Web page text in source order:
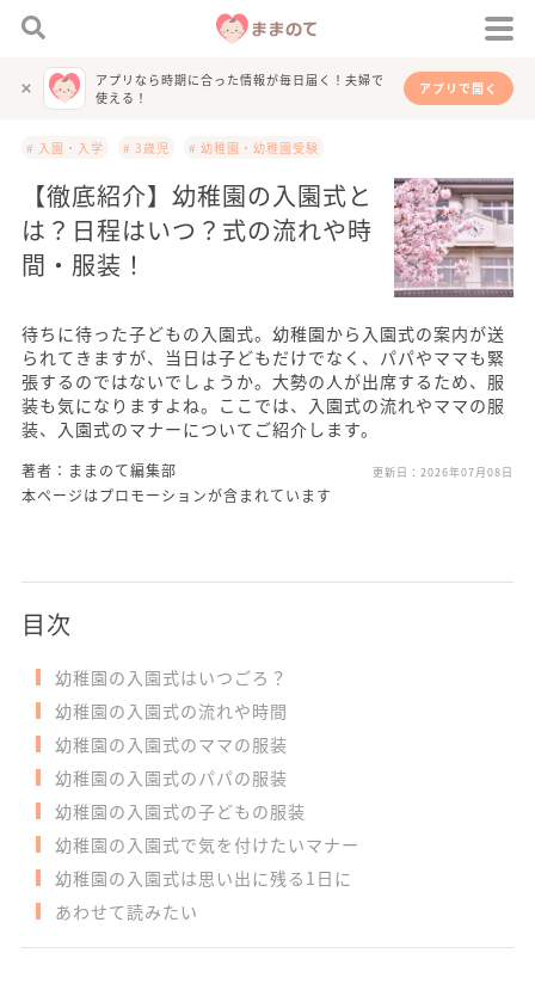
アプリなら時期に合った情報が毎日届く！夫婦で
使える！
アプリで開く
# 入園・入学 # 3歳児 # 幼稚園・幼稚園受験
【徹底紹介】幼稚園の入園式と
は？日程はいつ？式の流れや時
間・服装！
待ちに待った子どもの入園式。幼稚園から入園式の案内が送
られてきますが、当日は子どもだけでなく、パパやママも緊
張するのではないでしょうか。大勢の人が出席するため、服
装も気になりますよね。ここでは、入園式の流れやママの服
装、入園式のマナーについてご紹介します。
著者：ままのて編集部 更新日： 2026年07月08日
本ページはプロモーションが含まれています
目次
幼稚園の入園式はいつごろ？
幼稚園の入園式の流れや時間
幼稚園の入園式のママの服装
幼稚園の入園式のパパの服装
幼稚園の入園式の子どもの服装
幼稚園の入園式で気を付けたいマナー
幼稚園の入園式は思い出に残る1日に
あわせて読みたい